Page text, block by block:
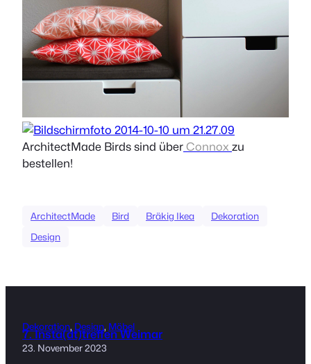
ArchitectMade Birds sind über Connox zu
bestellen!
ArchitectMade Bird Bräkig Ikea
Dekoration
Design
Dekoration, Design, Möbel
7. Insta(dt)treffen Weimar
23. November 2023